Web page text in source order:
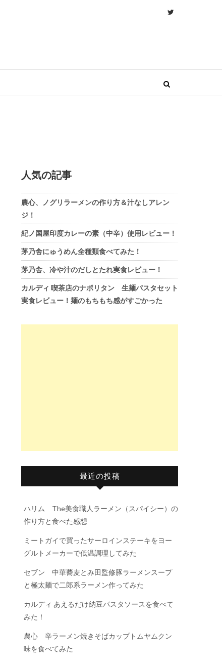
人気の記事
農心、ノグリラーメンの作り方＆汁なしアレン
ジ！
紀ノ国屋印度カレーの素（中辛）使用レビュー！
茅乃舎にゅうめん全種類食べてみた！
茅乃舎、冷や汁のだしとたれ実食レビュー！
カルディ 喫茶店のナポリタン 生麺パスタセット
実食レビュー！麺のもちもち感がすごかった
最近の投稿
ハリム The美食職人ラーメン（スパイシー）の
作り方と食べた感想
ミートガイで買ったサーロインステーキをヨー
グルトメーカーで低温調理してみた
セブン 中華蕎麦とみ田監修豚ラーメンスープ
と極太麺で二郎系ラーメン作ってみた
カルディ あえるだけ納豆パスタソースを食べて
みた！
農心 辛ラーメン焼きそばカップトムヤムクン
味を食べてみた